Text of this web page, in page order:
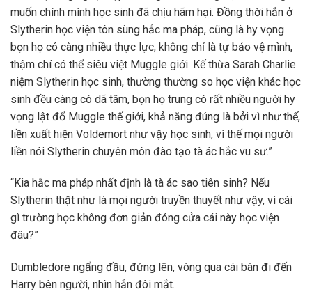
muốn chính mình học sinh đã chịu hãm hại. Đồng thời hắn ở
Slytherin học viện tôn sùng hắc ma pháp, cũng là hy vọng
bọn họ có càng nhiều thực lực, không chỉ là tự bảo vệ mình,
thậm chí có thể siêu việt Muggle giới. Kế thừa Sarah Charlie
niệm Slytherin học sinh, thường thường so học viện khác học
sinh đều càng có dã tâm, bọn họ trung có rất nhiều người hy
vọng lật đổ Muggle thế giới, khả năng đúng là bởi vì như thế,
liền xuất hiện Voldemort như vậy học sinh, vì thế mọi người
liền nói Slytherin chuyên môn đào tạo tà ác hắc vu sư.”
“Kia hắc ma pháp nhất định là tà ác sao tiên sinh? Nếu
Slytherin thật như là mọi người truyền thuyết như vậy, vì cái
gì trường học không đơn giản đóng cửa cái này học viện
đâu?”
Dumbledore ngẩng đầu, đứng lên, vòng qua cái bàn đi đến
Harry bên người, nhìn hắn đôi mắt.